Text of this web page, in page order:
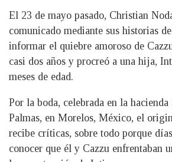
El 23 de mayo pasado, Christian
comunicado mediante sus historias
informar el quiebre amoroso de
casi dos años y procreó a una hija,
meses de edad.
Por la boda, celebrada en la
Palmas, en Morelos, México, el
recibe críticas, sobre todo porque
conocer que él y Cazzu enfrentaban